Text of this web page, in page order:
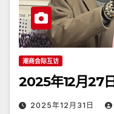
潮商会际互访
2025年12月27
2025年12月31日